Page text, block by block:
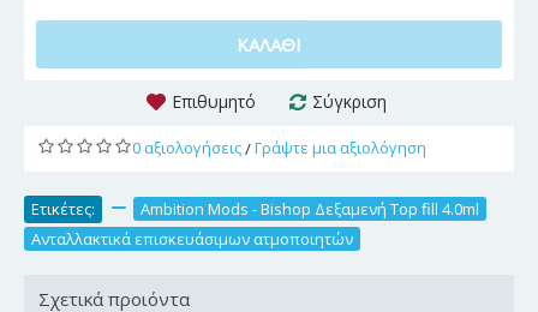
ΚΑΛΆΘΙ
Επιθυμητό Σύγκριση
0 αξιολογήσεις/Γράψτε μια αξιολόγηση
Ετικέτες: Ambition Mods - Bishop Δεξαμενή Top fill 4.0ml
Ανταλλακτικά επισκευάσιμων ατμοποιητών
Σχετικά προιόντα